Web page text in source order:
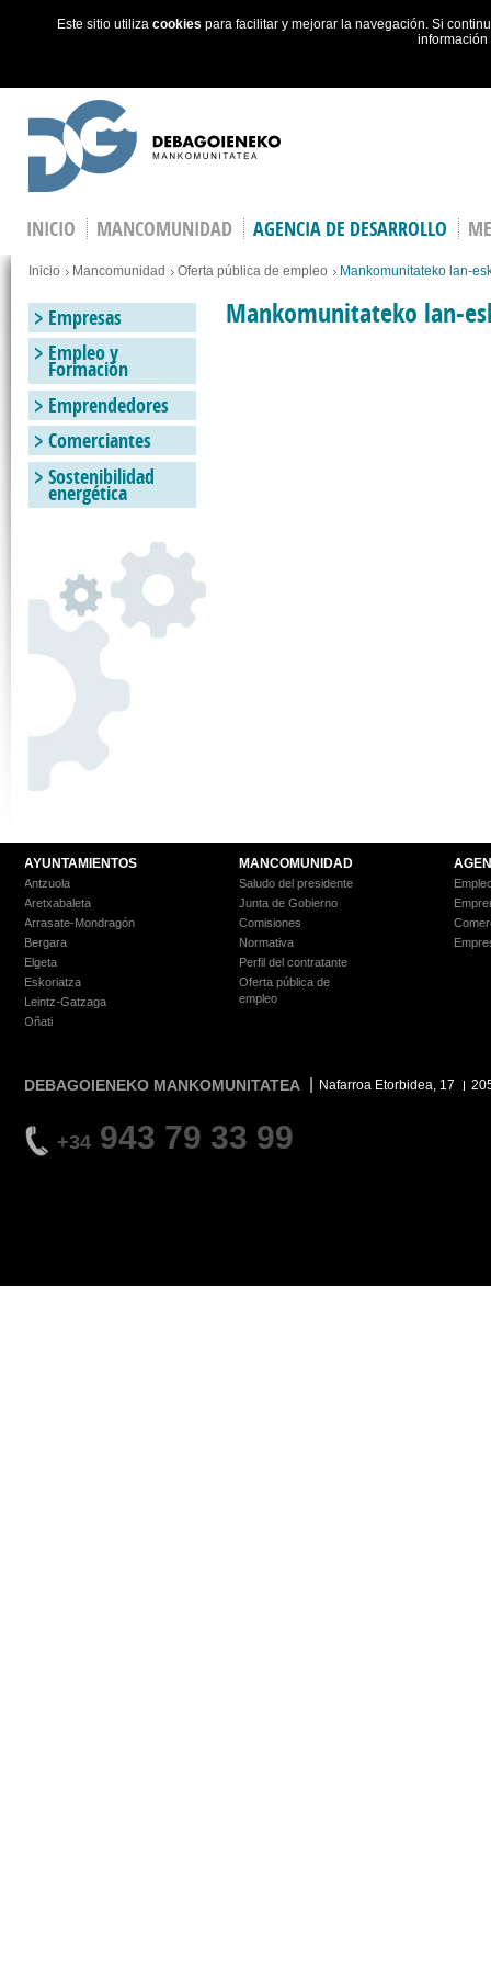
Este sitio utiliza cookies para facilitar y mejorar la navegación. Si
INICIO MANCOMUNIDAD AGENCIA DE DESARROLLO
You are here
Inicio Mancomunidad Oferta pública de empleo Mankomunitateko lan-
Mankomunitateko lan-
Empresas
Empleo y
Formación
Emprendedores
Comerciantes
Sostenibilidad
energética
AYUNTAMIENTOS
Antzuola
Aretxabaleta
Arrasate-Mondragón
Bergara
Elgeta
Eskoriatza
Leintz-Gatzaga
Oñati
MANCOMUNIDAD
Saludo del presidente
Junta de Gobierno
Comisiones
Normativa
Perfil del contratante
Oferta pública de
empleo
DEBAGOIENEKO MANKOMUNITATEA Nafarroa Etorbidea, 17
+34 943 79 33 99